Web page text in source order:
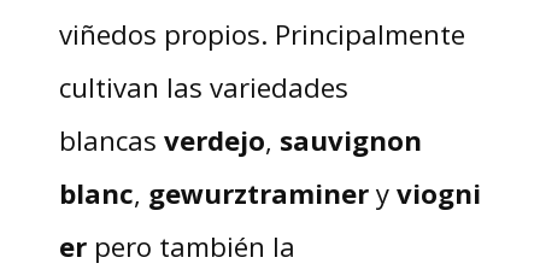
viñedos propios. Principalmente
cultivan las variedades
blancas verdejo, sauvignon
blanc, gewurztraminer yviogni
er pero también la